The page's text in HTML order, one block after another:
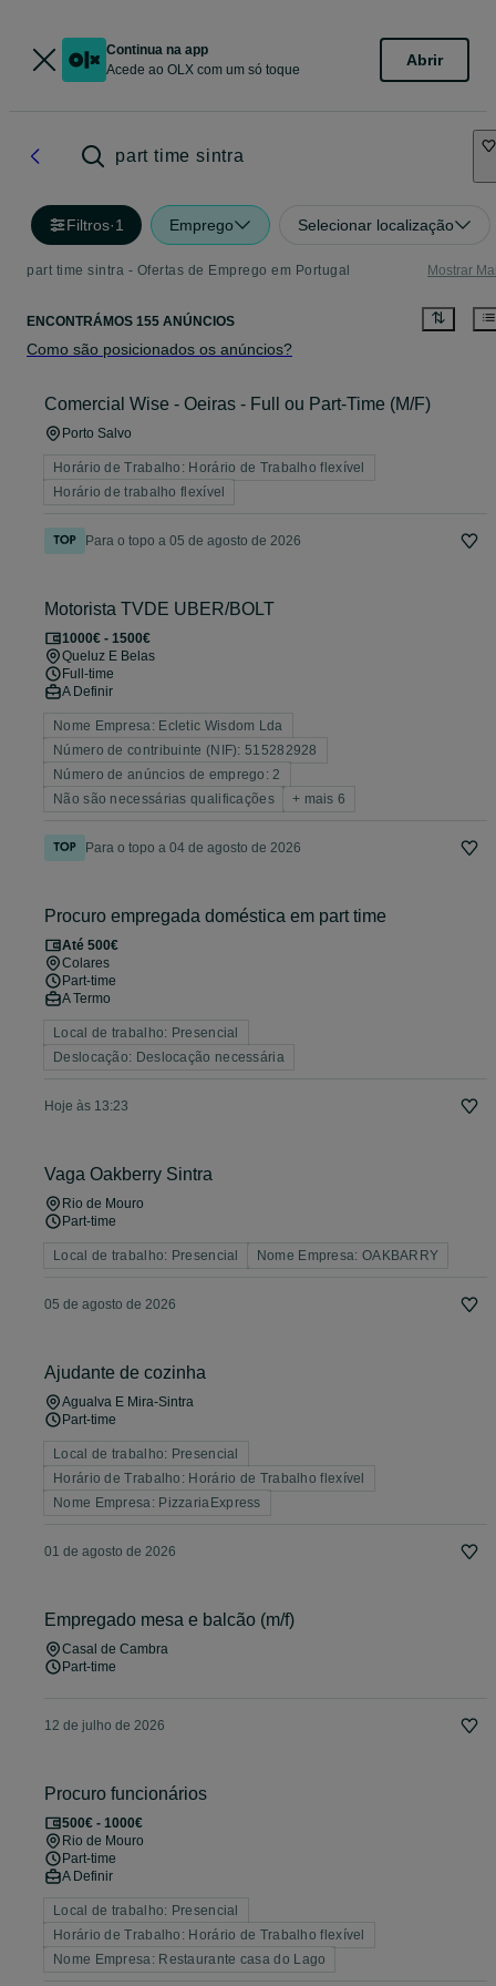
Continua na app
Acede ao OLX com um só toque
Abrir
part time sintra
Filtros·1 Emprego Selecionar localização
part time sintra - Ofertas de Emprego em Portugal Mostrar
ENCONTRÁMOS 155 ANÚNCIOS
Como são posicionados os anúncios?
Comercial Wise - Oeiras - Full ou Part-Time (M/F)
Porto Salvo
Horário de Trabalho: Horário de Trabalho flexível
Horário de trabalho flexível
Para o topo a 05 de agosto de 2026
Motorista TVDE UBER/BOLT
1000€ - 1500€
Queluz E Belas
Full-time
A Definir
Nome Empresa: Ecletic Wisdom Lda
Número de contribuinte (NIF): 515282928
Número de anúncios de emprego: 2
Não são necessárias qualificações
+ mais 6
Para o topo a 04 de agosto de 2026
Procuro empregada doméstica em part time
Até 500€
Colares
Part-time
A Termo
Local de trabalho: Presencial
Deslocação: Deslocação necessária
Hoje às 13:23
Vaga Oakberry Sintra
Rio de Mouro
Part-time
Local de trabalho: Presencial Nome Empresa: OAKBARRY
05 de agosto de 2026
Ajudante de cozinha
Agualva E Mira-Sintra
Part-time
Local de trabalho: Presencial
Horário de Trabalho: Horário de Trabalho flexível
Nome Empresa: PizzariaExpress
01 de agosto de 2026
Empregado mesa e balcão (m/f)
Casal de Cambra
Part-time
12 de julho de 2026
Procuro funcionários
500€ - 1000€
Rio de Mouro
Part-time
A Definir
Local de trabalho: Presencial
Horário de Trabalho: Horário de Trabalho flexível
Nome Empresa: Restaurante casa do Lago